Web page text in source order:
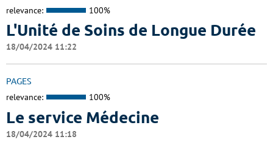
relevance: 100%
L'Unité de Soins de Longue Durée
18/04/2024 11:22
PAGES
relevance: 100%
Le service Médecine
18/04/2024 11:18